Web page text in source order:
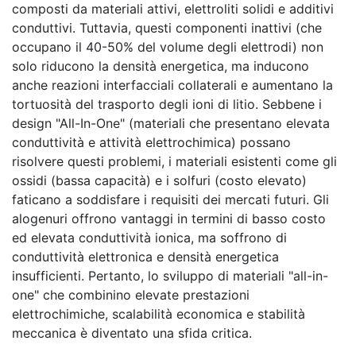
composti da materiali attivi, elettroliti solidi e additivi
conduttivi. Tuttavia, questi componenti inattivi (che
occupano il 40-50% del volume degli elettrodi) non
solo riducono la densità energetica, ma inducono
anche reazioni interfacciali collaterali e aumentano la
tortuosità del trasporto degli ioni di litio. Sebbene i
design "All-In-One" (materiali che presentano elevata
conduttività e attività elettrochimica) possano
risolvere questi problemi, i materiali esistenti come gli
ossidi (bassa capacità) e i solfuri (costo elevato)
faticano a soddisfare i requisiti dei mercati futuri. Gli
alogenuri offrono vantaggi in termini di basso costo
ed elevata conduttività ionica, ma soffrono di
conduttività elettronica e densità energetica
insufficienti. Pertanto, lo sviluppo di materiali "all-in-
one" che combinino elevate prestazioni
elettrochimiche, scalabilità economica e stabilità
meccanica è diventato una sfida critica.